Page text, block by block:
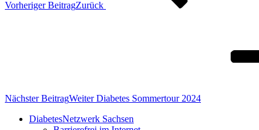
Vorheriger BeitragZurück
Nächster BeitragWeiter Diabetes Sommertour 2024
DiabetesNetzwerk Sachsen